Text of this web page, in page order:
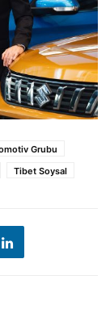
Grubu
Tibet Soysal